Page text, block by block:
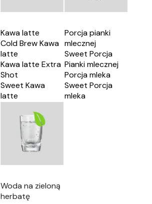
Kawa latte
Cold Brew Kawa
latte
Kawa latte Extra
Shot
Sweet Kawa
latte
Porcja pianki
mlecznej
Sweet Porcja
Pianki mlecznej
Porcja mleka
Sweet Porcja
mleka
Woda na zieloną
herbatę